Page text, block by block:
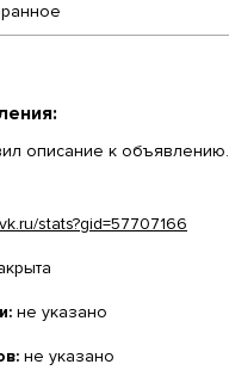
описание к объявлению.
stats?gid=57707166
не указано
не указано